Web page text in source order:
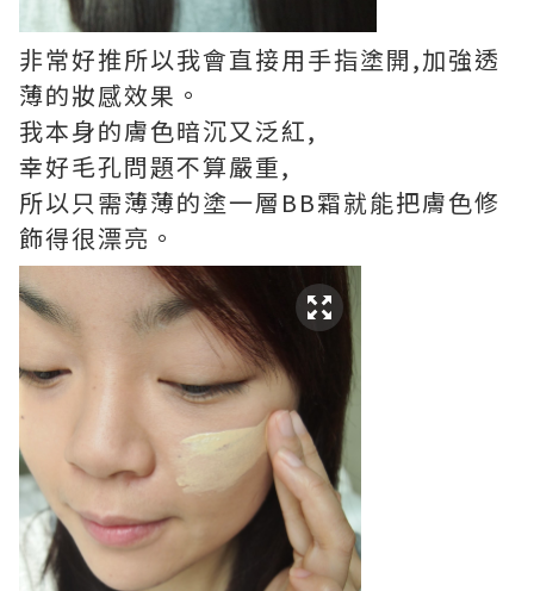
非常好推所以我會直接用手指塗開,加強透
薄的妝感效果。
我本身的膚色暗沉又泛紅,
幸好毛孔問題不算嚴重,
所以只需薄薄的塗一層BB霜就能把膚色修
飾得很漂亮。